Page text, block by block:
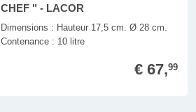
CHEF " - LACOR
Dimensions : Hauteur 17,5 cm. Ø 28 cm.
Contenance : 10 litre
€ 67,99